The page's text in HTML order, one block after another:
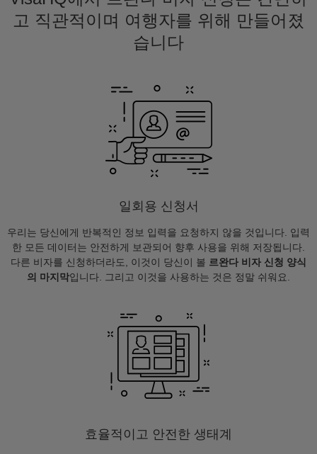
고 직관적이며 여행자를 위해 만들어졌
습니다
일회용 신청서
우리는 당신에게 반복적인 정보 입력을 요청하지 않을 것입니다. 입력
한 모든 데이터는 안전하게 보관되어 향후 사용을 위해 저장됩니다.
다른 비자를 신청하더라도, 이것이 당신이 볼 르완다 비자 신청 양식
의 마지막입니다. 그리고 이것을 사용하는 것은 정말 쉬워요.
효율적이고 안전한 생태계